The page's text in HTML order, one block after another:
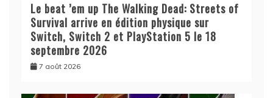
Le beat ’em up The Walking Dead: Streets of
Survival arrive en édition physique sur
Switch, Switch 2 et PlayStation 5 le 18
septembre 2026
7 août 2026